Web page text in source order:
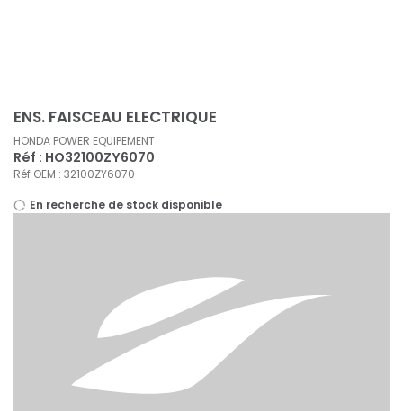
ENS. FAISCEAU ELECTRIQUE
HONDA POWER EQUIPEMENT
Réf : HO32100ZY6070
Réf OEM : 32100ZY6070
En recherche de stock disponible